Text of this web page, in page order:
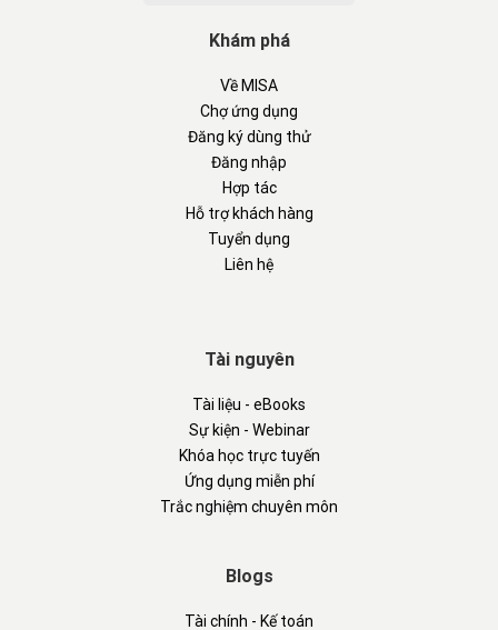
Khám phá
Về MISA
Chợ ứng dụng
Đăng ký dùng thử
Đăng nhập
Hợp tác
Hỗ trợ khách hàng
Tuyển dụng
Liên hệ
Tài nguyên
Tài liệu - eBooks
Sự kiện - Webinar
Khóa học trực tuyến
Ứng dụng miễn phí
Trắc nghiệm chuyên môn
Blogs
Tài chính - Kế toán